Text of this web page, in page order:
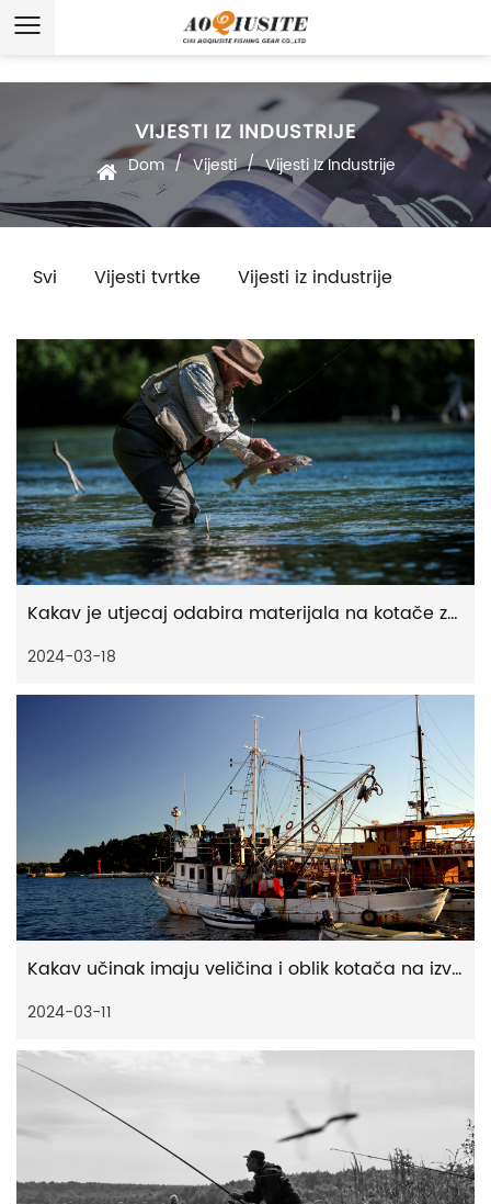
VIJESTI IZ INDUSTRIJE
Dom / Vijesti / Vijesti Iz Industrije
Svi Vijesti tvrtke Vijesti iz industrije
Kakav je utjecaj odabira materijala na kotače za pecanje u vodi
2024-03-18
Kakav učinak imaju veličina i oblik kotača na izvedbu spinera za pecanje
2024-03-11